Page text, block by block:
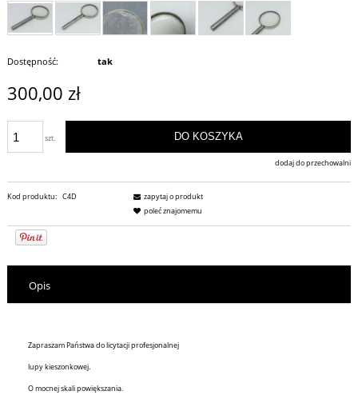
Dostępność: tak
300,00 zł
szt. DO KOSZYKA
dodaj do przechowalni
Kod produktu: C4D
zapytaj o produkt
poleć znajomemu
Opis
Zapraszam Państwa do licytacji profesjonalnej
lupy kieszonkowej.
O mocnej skali powiększania.